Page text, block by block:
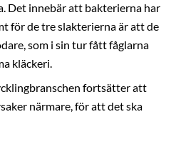
Det innebär att bakterierna har
för de tre slakterierna är att de
som i sin tur fått fåglarna
kläckeri.
fortsätter att
närmare, för att det ska